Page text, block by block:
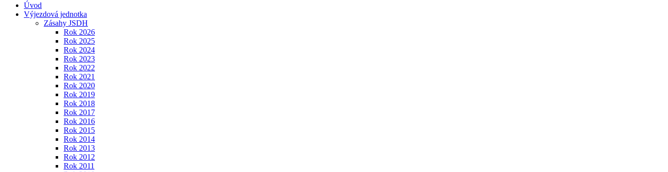
Úvod
Výjezdová jednotka
Zásahy JSDH
Rok 2026
Rok 2025
Rok 2024
Rok 2023
Rok 2022
Rok 2021
Rok 2020
Rok 2019
Rok 2018
Rok 2017
Rok 2016
Rok 2015
Rok 2014
Rok 2013
Rok 2012
Rok 2011